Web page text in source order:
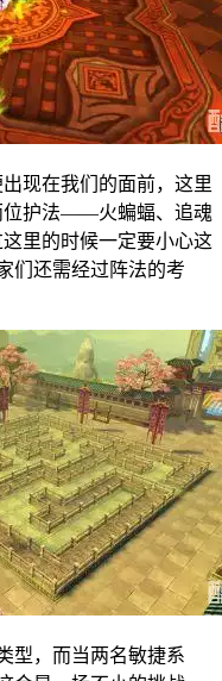
现在我们的面前，这里
位护法——火蝙蝠、追魂
里的时候一定要小心这
们还需经过阵法的考
型，而当两名敏捷系